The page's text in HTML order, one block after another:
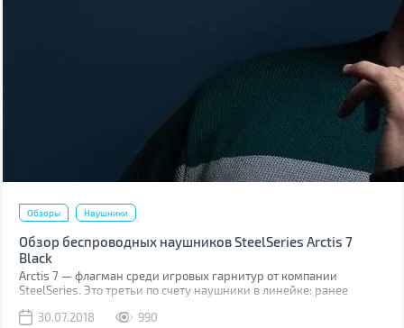
Обзоры Наушники
Обзор беспроводных наушников SteelSeries Arctis 7
Black
Arctis 7 — флагман среди игровых гарнитур от компании
SteelSeries. Это третьи по счету наушники в линейке: ранее
наушниками Arctis 3 и Arctis 5.
30.07.2018 990